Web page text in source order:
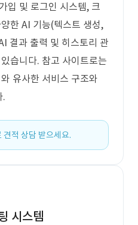
입 및 로그인 시스템, 크
한 AI 기능(텍스트 생성,
결과 출력 및 히스토리 관
습니다. 참고 사이트로는
유사한 서비스 구조와
.
견적 상담 받으세요.
시스템